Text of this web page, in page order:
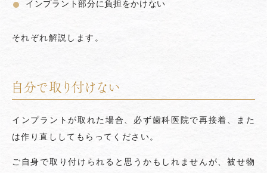
インプラント部分に負担をかけない
それぞれ解説します。
自分で取り付けない
インプラントが取れた場合、必ず歯科医院で再接着、また
は作り直ししてもらってください。
ご自身で取り付けられると思うかもしれませんが、被せ物